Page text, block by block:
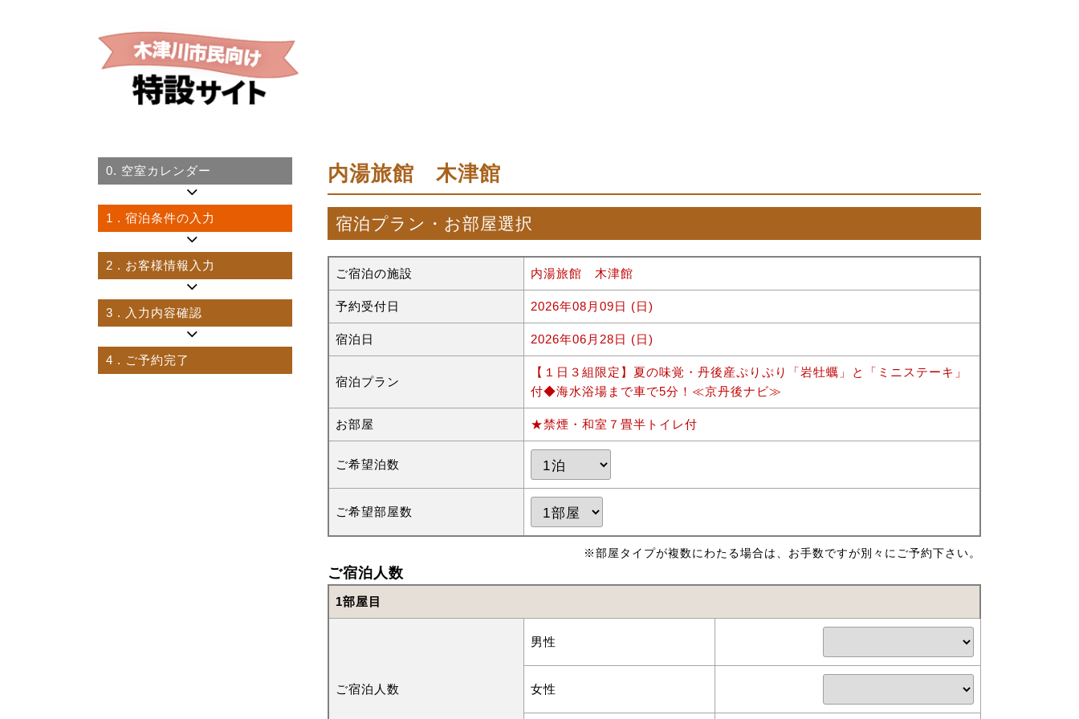
0. 空室カレンダー
1 . 宿泊条件の入力
2 . お客様情報入力
3 . 入力内容確認
4 . ご予約完了
内湯旅館 木津館
宿泊プラン・お部屋選択
ご宿泊の施設 内湯旅館 木津館
予約受付日 2026年08月09日 (日)
宿泊日 2026年06月28日 (日)
宿泊プラン
【１日３組限定】夏の味覚・丹後産ぷりぷり「岩牡蠣」と「ミニステーキ」
付◆海水浴場まで車で5分！≪京丹後ナビ≫
お部屋 ★禁煙・和室７畳半トイレ付
ご希望泊数
ご希望部屋数
※部屋タイプが複数にわたる場合は、お手数ですが別々にご予約下さい。
ご宿泊人数
1部屋目
ご宿泊人数
男性
女性